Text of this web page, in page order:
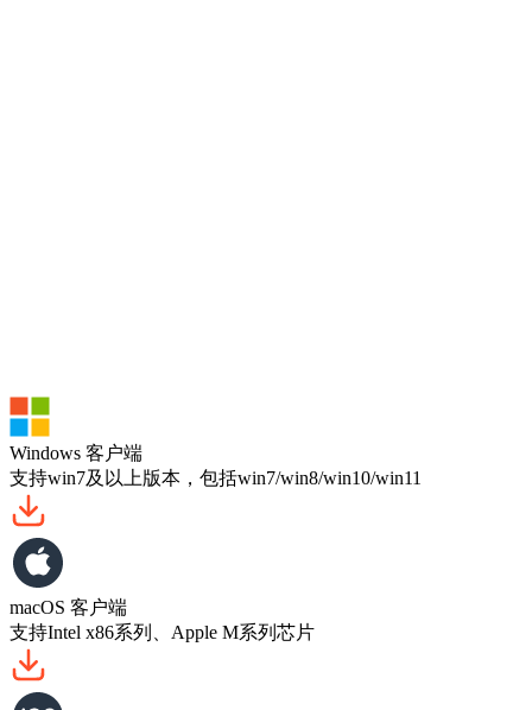
Windows 客户端
支持win7及以上版本，包括win7/win8/win10/win11
macOS 客户端
支持Intel x86系列、Apple M系列芯片